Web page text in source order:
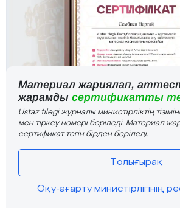
Материал жариялап,
жарамды сертификатты
Ustaz tilegi журналы министірліктің
мен тіркеу номері беріледі. Материал
сертификат тегін бірден беріледі.
Толығырақ
Оқу-ағарту министірлігінің